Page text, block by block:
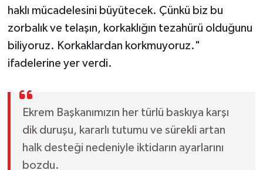
haklı mücadelesini büyütecek. Çünkü biz bu
zorbalık ve telaşın, korkaklığın tezahürü olduğunu
biliyoruz. Korkaklardan korkmuyoruz."
ifadelerine yer verdi.
Ekrem Başkanımızın her türlü baskıya karşı
dik duruşu, kararlı tutumu ve sürekli artan
halk desteği nedeniyle iktidarın ayarlarını
bozdu.